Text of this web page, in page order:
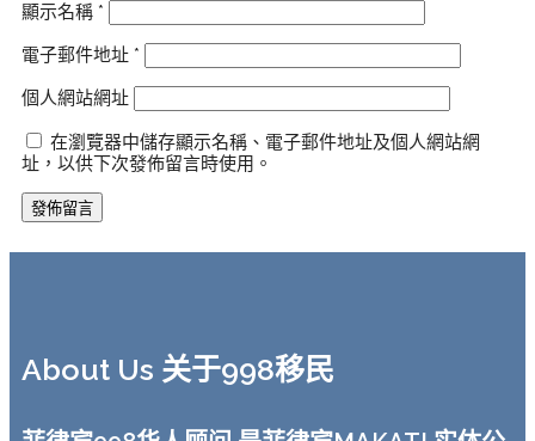
顯示名稱 *
電子郵件地址 *
個人網站網址
在瀏覽器中儲存顯示名稱、電子郵件地址及個人網站網
址，以供下次發佈留言時使用。
About Us 关于998移民